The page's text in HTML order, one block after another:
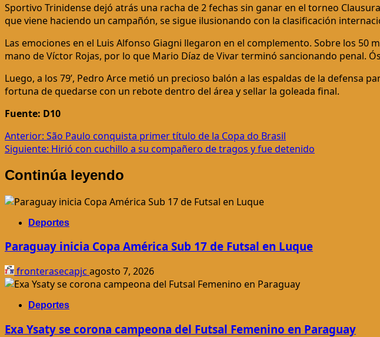
Sportivo Trinidense dejó atrás una racha de 2 fechas sin ganar en el torneo
que viene haciendo un campañón, se sigue ilusionando con la clasificación
Las emociones en el Luis Alfonso Giagni llegaron en el complemento. Sobre los
mano de Víctor Rojas, por lo que Mario Díaz de Vivar terminó sancionando penal.
Luego, a los 79’, Pedro Arce metió un precioso balón a las espaldas de la defensa
fortuna de quedarse con un rebote dentro del área y sellar la goleada final.
Fuente: D10
Navegación
de
entradas
Anterior: São Paulo conquista primer título de la Copa do Brasil
Siguiente: Hirió con cuchillo a su compañero de tragos y fue detenido
Continúa leyendo
Deportes
Paraguay inicia Copa América Sub 17 de Futsal en Luque
fronterasecapjc agosto 7, 2026
Deportes
Exa Ysaty se corona campeona del Futsal Femenino en Paraguay